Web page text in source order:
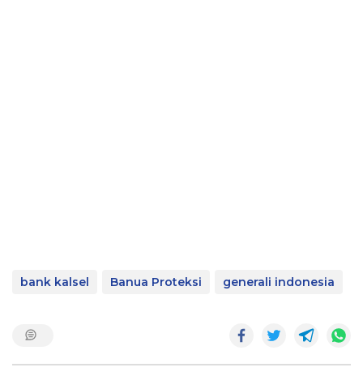
bank kalsel Banua Proteksi generali indonesia